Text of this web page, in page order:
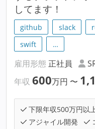
してます！
github slack
swift
…
雇用形態 正社員
年収 600万円 〜
下限年収500万円以
アジャイル開発